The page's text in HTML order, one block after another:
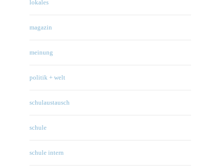
lokales
magazin
meinung
politik + welt
schulaustausch
schule
schule intern